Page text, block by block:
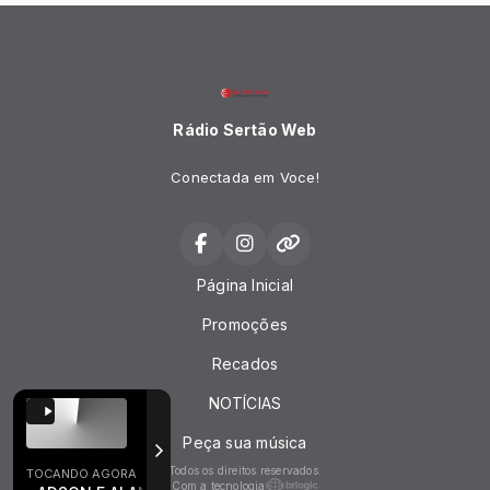
TOCANDO AGORA
Rádio Sertão Web
Conectada em Voce!
Página Inicial
Promoções
Recados
NOTÍCIAS
Peça sua música
Todos os direitos reservados.
Com a tecnologia